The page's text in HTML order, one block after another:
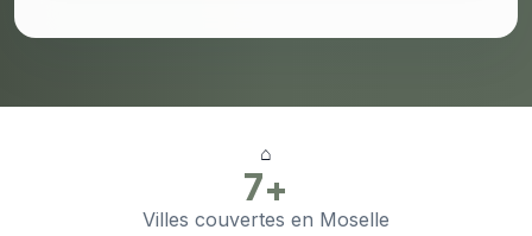
⌂
7+
Villes couvertes en Moselle